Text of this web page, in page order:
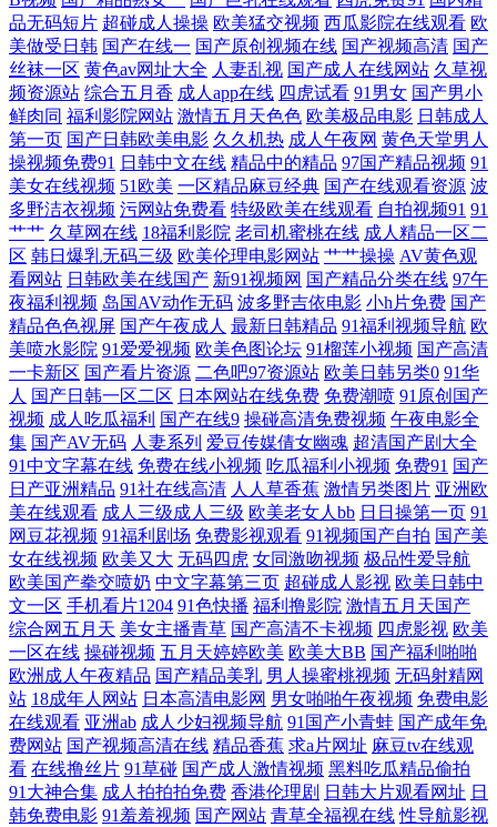
中日韩中文 国产天堂在线视频 日韩乱欲影院 91副利社 海角社区骚逼探花
天堂视屏 国产超碰青青草 无码欧美另类 国产在线精品视频资源 中国在线
播放精品区 女同视频 97在线播放视频 青草视频网站 最新亚洲中文字幕无
线 黄色超碰 天美福利91 jk黑丝啪啪内射 久久依人精品综合 一区二区人妻
无码欧美 国产精品网站色 日本69式视频 91TV免费 韩日AV片 三级中文字
幕 97国产视频在线 久草老女合集在线 羞羞视频免费看 东京热人人肏 欧美
片蜜桃臀熟1 草草浮力院 欧美极品 一区二区三 国产精品视频一 人人看人
人草 猪猪影院 国内20 熟妇人妻中文精品 欧美另类色图 成人精品免费视频
欧美三级在线观看电影 91资源视频在线 免费观看的网站 美女打炮网站 成
人日韩免费 十分钟在线观看视频 国产精品精品在线看 日干夜操 91性爱导
航 久草大香蕉亚洲 两女女百合 亚洲欧美日韩精品在线 国产肏逼 飘花在线
观看完整电影 在线看污网站视频 红潮婷婷色情 探花导航福利 变态另类亚
洲中文字幕 欧美国产野草社区在线 亚洲愉拍国产自免费 国产精品久久九
日本草逼 80s电影网站在线观看 精品99中文字幕 午夜剧场av 成人午夜精品
无码区久久漫画日本 欧美日韩久久 永久免费的电影网站 国产日产欧美一
品无码短片 超碰成人操操 欧美猛交视频 西瓜影院在线观看 欧
美做受日韩 国产在线一 国产原创视频在线 国产视频高清 国产
丝袜一区 黄色av网址大全 人妻乱视 国产成人在线网站 久草视
频资源站 综合五月香 成人app在线 四虎试看 91男女 国产男小
鲜肉同 福利影院网站 激情五月天色色 欧美极品电影 日韩成人
第一页 国产日韩欧美电影 久久机热 成人午夜网 黄色天堂男人
操视频免费91 日韩中文在线 精品中的精品 97国产精品视频 91
美女在线视频 51欧美 一区精品麻豆经典 国产在线观看资源 波
多野洁衣视频 污网站免费看 特级欧美在线观看 自拍视频91 91
艹艹 久草网在线 18福利影院 老司机蜜桃在线 成人精品一区二
区 韩日爆乳无码三级 欧美伦理电影网站 艹艹操操 AV黄色观
看网站 日韩欧美在线国产 新91视频网 国产精品分类在线 97午
夜福利视频 岛国AV动作无码 波多野吉依电影 小h片免费 国产
精品色色视屏 国产午夜成人 最新日韩精品 91福利视频导航 欧
美喷水影院 91爱爱视频 欧美色图论坛 91榴莲小视频 国产高清
一卡新区 国产看片资源 二色吧97资源站 欧美日韩另类0 91华
人 国产日韩一区二区 日本网站在线免费 免费潮喷 91原创国产
视频 成人吃瓜福利 国产在线9 操碰高清免费视频 午夜电影全
集 国产AV无码 人妻系列 爱豆传媒倩女幽魂 超清国产剧大全
91中文字幕在线 免费在线小视频 吃瓜福利小视频 免费91 国产
日产亚洲精品 91社在线高清 人人草香蕉 激情另类图片 亚洲欧
美在线观看 成人三级成人三级 欧美老女人bb 日日操第一页 91
网豆花视频 91福利剧场 免费影视观看 91视频国产自拍 国产美
女在线视频 欧美又大 无码四虎 女同激吻视频 极品性爱导航
欧美国产拳交喷奶 中文字幕第三页 超碰成人影视 欧美日韩中
文一区 手机看片1204 91色快播 福利撸影院 激情五月天国产
综合网五月天 美女主播青草 国产高清不卡视频 四虎影视 欧美
一区在线 操碰视频 五月天婷婷欧美 欧美大BB 国产福利啪啪
欧洲成人午夜精品 国产精品美乳 男人操蜜桃视频 无码射精网
站 18成年人网站 日本高清电影网 男女啪啪午夜视频 免费电影
在线观看 亚洲ab 成人少妇视频导航 91国产小青蛙 国产成年免
费网站 国产视频高清在线 精品香蕉 求a片网址 麻豆tv在线观
看 在线撸丝片 91草碰 国产成人激情视频 黑料吃瓜精品偷拍
91大神合集 成人拍拍拍免费 香港伦理剧 日韩大片观看网址 日
韩免费电影 91羞羞视频 国产网站 青草全福视在线 性导航影视